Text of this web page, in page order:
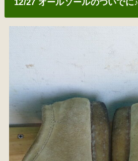
12/27 オールソールのついでに♪